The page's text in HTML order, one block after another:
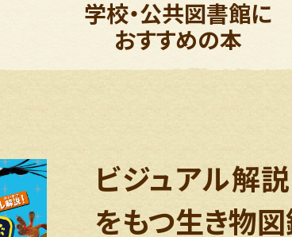
学校・公共図書館に
おすすめの本
ビジュアル解
をもつ生き物